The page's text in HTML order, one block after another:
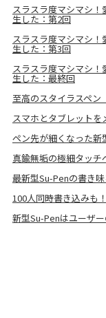
スラスラ度マシマシ
生した：第2回
スラスラ度マシマシ
生した：第3回
スラスラ度マシマシ
生した：最終回
至高のスタイラスペン
スマホとタブレットを
ペン先が細くなった新
真鍮無垢の極細タッチ
最新型Su-Penの書き
100人同時書き込みも
新型Su-Penはユーザ